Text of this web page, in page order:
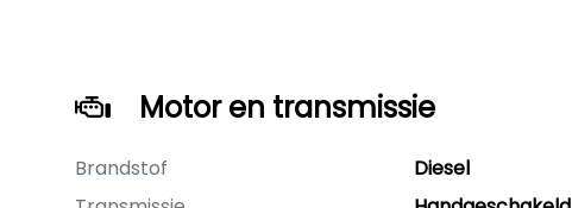
Motor en transmissie
Brandstof
Diesel